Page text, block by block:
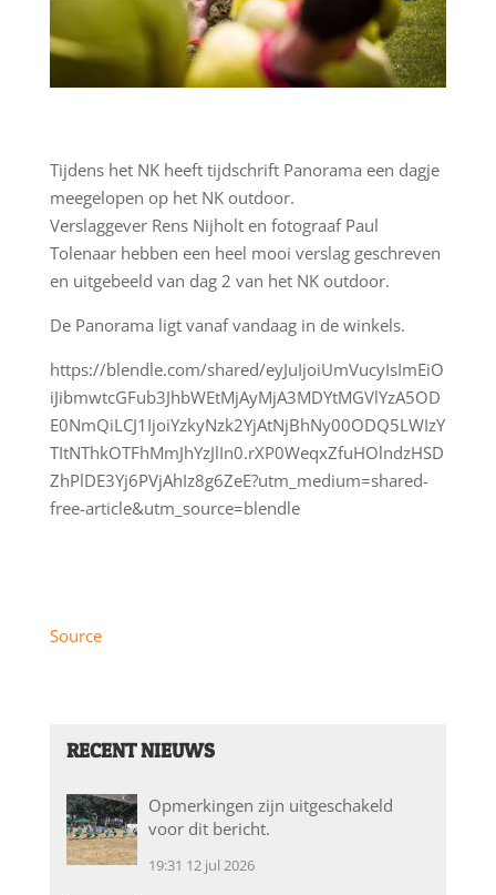
Tijdens het NK heeft tijdschrift Panorama een dagje
meegelopen op het NK outdoor.
Verslaggever Rens Nijholt en fotograaf Paul
Tolenaar hebben een heel mooi verslag geschreven
en uitgebeeld van dag 2 van het NK outdoor.
De Panorama ligt vanaf vandaag in de winkels.
https://blendle.com/shared/eyJuIjoiUmVucyIsImEiO
iJibmwtcGFub3JhbWEtMjAyMjA3MDYtMGVlYzA5OD
E0NmQiLCJ1IjoiYzkyNzk2YjAtNjBhNy00ODQ5LWIzY
TItNThkOTFhMmJhYzJlIn0.rXP0WeqxZfuHOlndzHSD
ZhPlDE3Yj6PVjAhIz8g6ZeE?utm_medium=shared-
free-article&utm_source=blendle
Source
RECENT NIEUWS
Opmerkingen zijn uitgeschakeld
voor dit bericht.
19:31 12 jul 2026